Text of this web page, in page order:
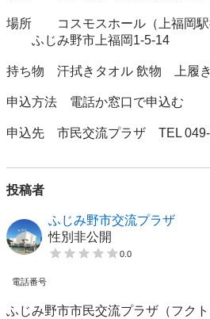
場所　　コスモスホール（上福岡駅
持ち物　汗拭きタオル 飲物　上履
申込方法　電話か窓口で申込む
投稿者
ふじみ野市交流プラザ
性別非公開
0.0
電話番号
ふじみ野市市民交流プラザ（フク